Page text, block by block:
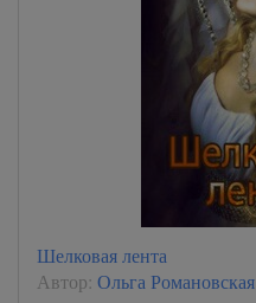
Шелковая лента
Автор: Ольга Романовская